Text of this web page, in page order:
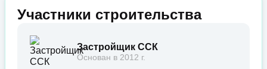
Участники строительства
Застройщик ССК
Основан в 2012 г.